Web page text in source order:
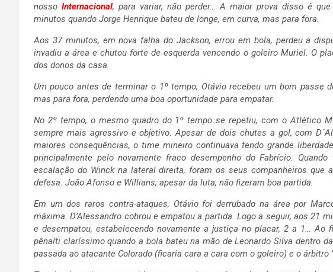
nosso Internacional, para variar, não perder… A maior prova disso é
minutos quando Jorge Henrique bateu de longe, em curva, mas para fora.
Aos 37 minutos, em nova falha do Jackson, errou em bola, perdeu a
invadiu a área e chutou forte de esquerda vencendo o goleiro Muriel. O
dos donos da casa.
Um pouco antes de terminar o 1º tempo, Otávio recebeu um bom passe
mas para fora, perdendo uma boa oportunidade para empatar.
No 2º tempo, o mesmo quadro do 1º tempo se repetiu, com o Atlético
sempre mais agressivo e objetivo. Apesar de dois chutes a gol, com
maiores consequências, o time mineiro continuava tendo grande
principalmente pelo novamente fraco desempenho do Fabrício.
escalação do Winck na lateral direita, foram os seus companheiros que
defesa. João Afonso e Willians, apesar da luta, não fizeram boa partida.
Em um dos raros contra-ataques, Otávio foi derrubado na área por
máxima. D’Alessandro cobrou e empatou a partida. Logo a seguir, aos 21
e desempatou, estabelecendo novamente a justiça no placar, 2 a 1… Ao
pênalti claríssimo quando a bola bateu na mão de Leonardo Silva dentro
passada ao atacante Colorado (ficaria cara a cara com o goleiro) e o árbitro